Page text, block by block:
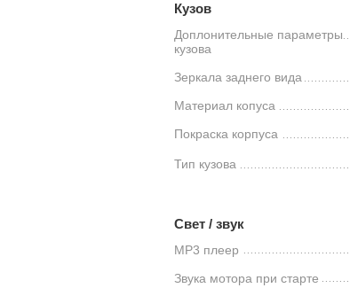
Кузов
Доплонительные параметры
кузова
Зеркала заднего вида
Материал копуса
Покраска корпуса
Тип кузова
Свет / звук
MP3 плеер
Звука мотора при старте